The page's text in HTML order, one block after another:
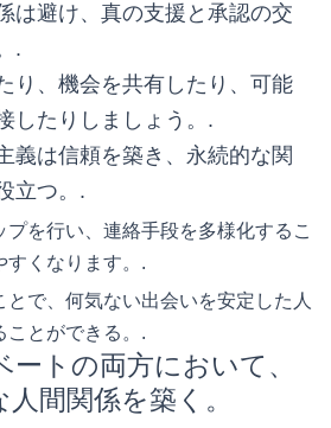
は避け、真の支援と承認の交
.
り、機会を共有したり、可能
したりしましょう。.
義は信頼を築き、永続的な関
立つ。.
を行い、連絡手段を多様化するこ
すくなります。.
とで、何気ない出会いを安定した人
ことができる。.
トの両方において、
間関係を築く。